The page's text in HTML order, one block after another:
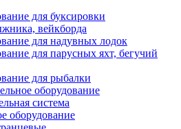
для буксировки
вейкборда
для надувных лодок
для парусных яхт, бегучий
для рыбалки
оборудование
система
оборудование